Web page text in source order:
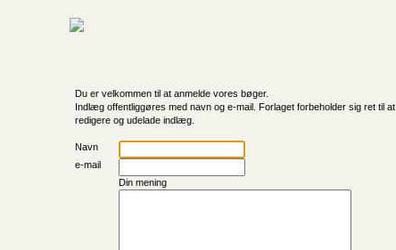
Du er velkommen til at anmelde vores bøger.
Indlæg offentliggøres med navn og e-mail. Forlaget forbeholder sig ret til at
redigere og udelade indlæg.
Navn
e-mail
Din mening